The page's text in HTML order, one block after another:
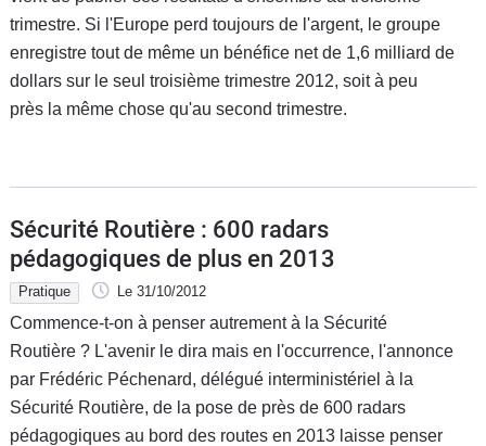
trimestre. Si l'Europe perd toujours de l'argent, le groupe
enregistre tout de même un bénéfice net de 1,6 milliard de
dollars sur le seul troisième trimestre 2012, soit à peu
près la même chose qu'au second trimestre.
Sécurité Routière : 600 radars
pédagogiques de plus en 2013
Pratique Le 31/10/2012
Commence-t-on à penser autrement à la Sécurité
Routière ? L'avenir le dira mais en l'occurrence, l'annonce
par Frédéric Péchenard, délégué interministériel à la
Sécurité Routière, de la pose de près de 600 radars
pédagogiques au bord des routes en 2013 laisse penser